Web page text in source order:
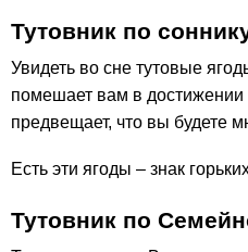
Тутовник по
Увидеть во сне тутовые
помешает вам в
предвещает, что вы будете
Есть эти ягоды – знак
Тутовник по